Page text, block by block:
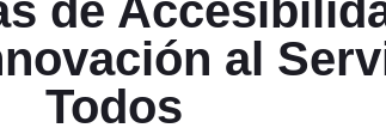
al
Todos